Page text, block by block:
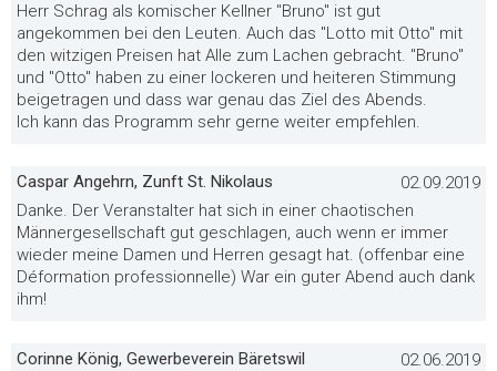
Herr Schrag als komischer Kellner "Bruno" ist gut
angekommen bei den Leuten. Auch das "Lotto mit Otto" mit
den witzigen Preisen hat Alle zum Lachen gebracht. "Bruno"
und "Otto" haben zu einer lockeren und heiteren Stimmung
beigetragen und dass war genau das Ziel des Abends.
Ich kann das Programm sehr gerne weiter empfehlen.
Caspar Angehrn, Zunft St. Nikolaus
02.09.2019
Danke. Der Veranstalter hat sich in einer chaotischen
Männergesellschaft gut geschlagen, auch wenn er immer
wieder meine Damen und Herren gesagt hat. (offenbar eine
Déformation professionnelle) War ein guter Abend auch dank
ihm!
Corinne König, Gewerbeverein Bäretswil
02.06.2019